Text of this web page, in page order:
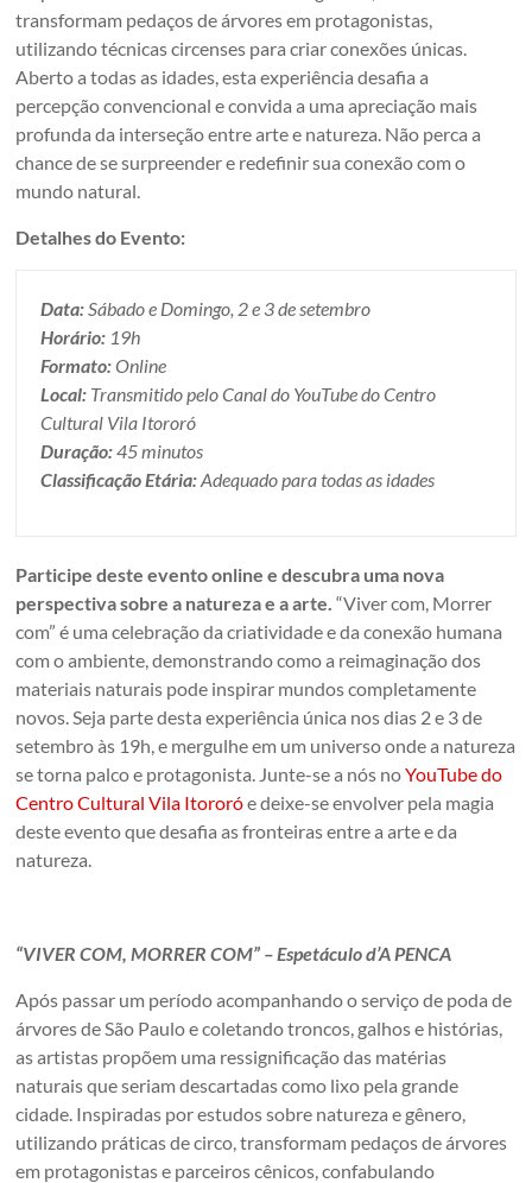
transformam pedaços de árvores em protagonistas,
utilizando técnicas circenses para criar conexões únicas.
Aberto a todas as idades, esta experiência desafia a
percepção convencional e convida a uma apreciação mais
profunda da interseção entre arte e natureza. Não perca a
chance de se surpreender e redefinir sua conexão com o
mundo natural.
Detalhes do Evento:
Data:Sábado e Domingo, 2 e 3 de setembro
Horário: 19h
Formato:Online
Local: Transmitido pelo Canal do YouTube do Centro
Cultural Vila Itororó
Duração:45 minutos
Classificação Etária:Adequado para todas as idades
Participe deste evento online e descubra uma nova
perspectiva sobre a natureza e a arte.“Viver com, Morrer
com” é uma celebração da criatividade e da conexão humana
com o ambiente, demonstrando como a reimaginação dos
materiais naturais pode inspirar mundos completamente
novos. Seja parte desta experiência única nos dias 2 e 3 de
setembro às 19h, e mergulhe em um universo onde a natureza
se torna palco e protagonista. Junte-se a nós noYouTube do
Centro Cultural Vila Itororóe deixe-se envolver pela magia
deste evento que desafia as fronteiras entre a arte e da
natureza.
“VIVER COM, MORRER COM” – Espetáculo d’A PENCA
Após passar um período acompanhando o serviço de poda de
árvores de São Paulo e coletando troncos, galhos e histórias,
as artistas propõem uma ressignificação das matérias
naturais que seriam descartadas como lixo pela grande
cidade. Inspiradas por estudos sobre natureza e gênero,
utilizando práticas de circo, transformam pedaços de árvores
em protagonistas e parceiros cênicos, confabulando